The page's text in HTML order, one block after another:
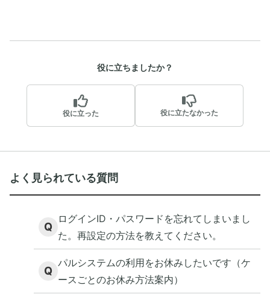
役に立ちましたか？
役に立った 役に立たなかった
よく見られている質問
Q
ログインID・パスワードを忘れてしまいまし
た。再設定の方法を教えてください。
Q
パルシステムの利用をお休みしたいです（ケ
ースごとのお休み方法案内）